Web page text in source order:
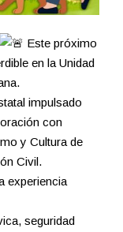
Este próximo
en la Unidad
impulsado
con
y Cultura de
Civil.
experiencia
seguridad